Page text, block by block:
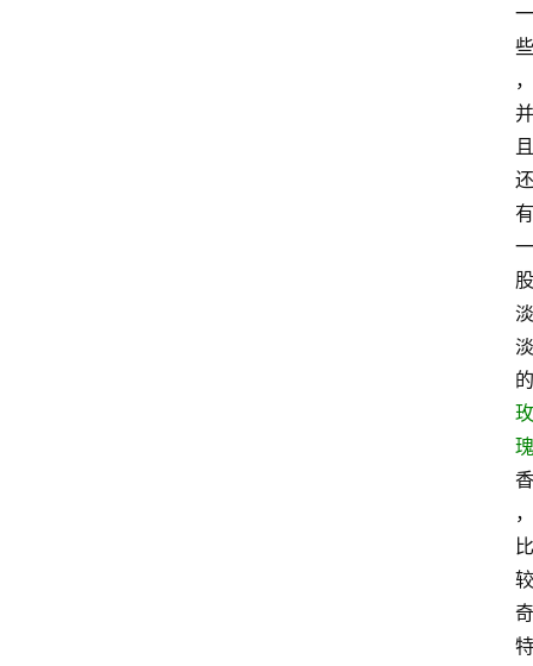
一
些
，
并
且
还
有
一
股
淡
淡
的
玫
瑰
香
，
比
较
奇
特